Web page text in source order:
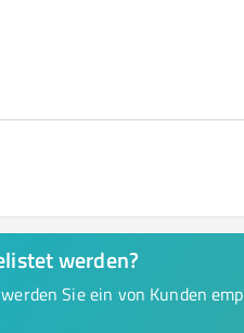
werden?
Sie ein von Kunden